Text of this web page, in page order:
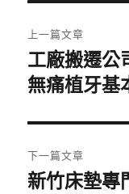
章
導
覽
上一篇文章
上
一
文
章:
工廠搬遷公
無痛植牙基
下一篇文章
下
新竹床墊專